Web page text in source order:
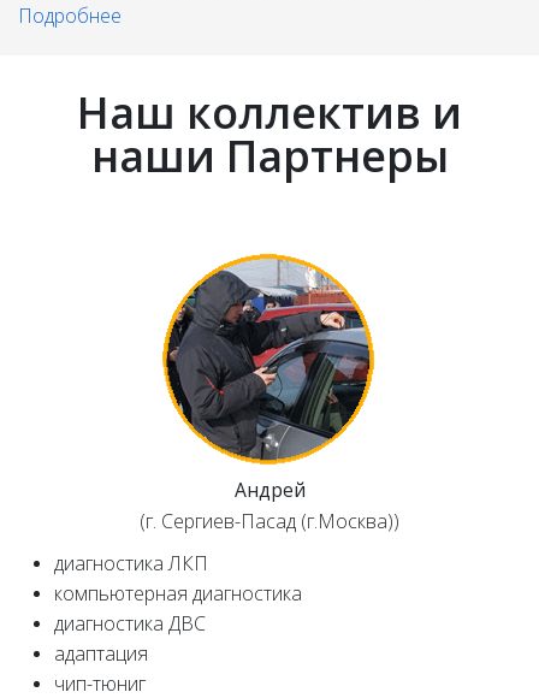
Подробнее
Наш коллектив и
наши Партнеры
Андрей
(г. Сергиев-Пасад (г.Москва))
диагностика ЛКП
компьютерная диагностика
диагностика ДВС
адаптация
чип-тюниг